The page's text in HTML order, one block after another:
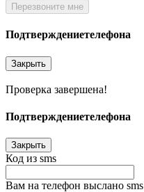
Перезвоните мне
Подтверждениетелефона
Закрыть
Проверка завершена!
Подтверждениетелефона
Закрыть
Код из sms
Вам на телефон выслано sms